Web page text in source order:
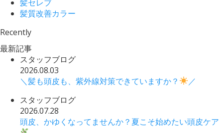
髪セレブ
髪質改善カラー
Recently
最新記事
スタッフブログ
2026.08.03
＼髪も頭皮も、紫外線対策できていますか？
／
スタッフブログ
2026.07.28
頭皮、かゆくなってませんか？夏こそ始めたい頭皮ケア